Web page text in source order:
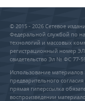
© 2015 - 2026 Сетевое
Федеральной службой по
технологий и массовых
регистрационный номер
свидетельство Эл № ФС 77-
Использование
предварительного
прямая гиперссылка
воспроизведении